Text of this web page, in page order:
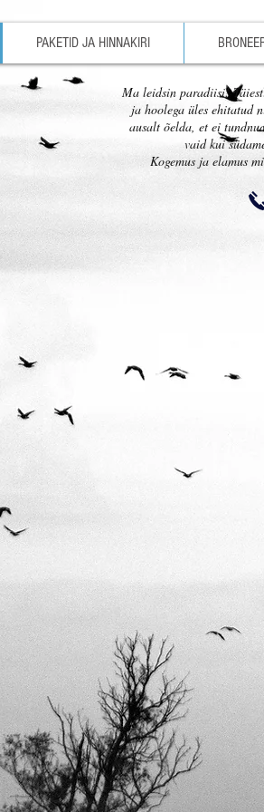
PAKETID JA HINNAKIRI
Ma leidsin paradiisi!
ja hoolega üles ehitatud
ausalt õelda, et ei
vaid kui
Kogemus ja elamus
Majutus
Grillmaja